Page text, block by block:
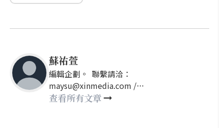
蘇祐萱
編輯企劃。 聯繫請洽：
maysu@xinmedia.com /
may860527@gmail.com
查看所有文章